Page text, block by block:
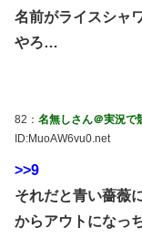
名前がライスシャ
やろ…
82： 名無しさん＠実況で
ID:MuoAW6vu0.net
>>9
それだと青い薔薇
からアウトになっ